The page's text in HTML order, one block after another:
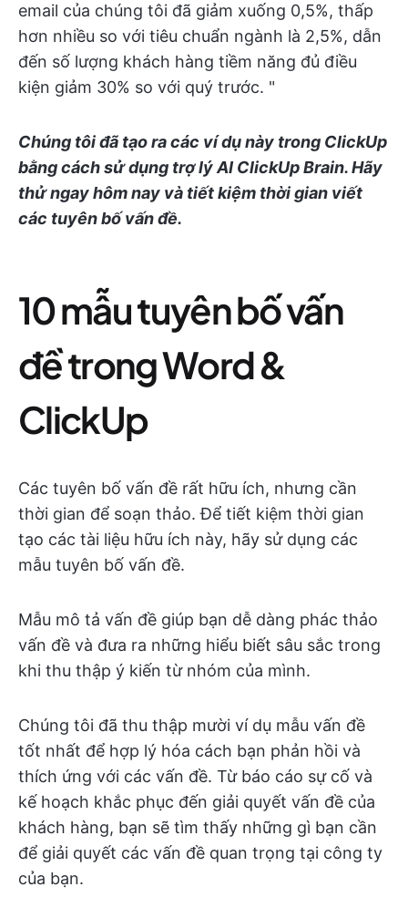
email của chúng tôi đã giảm xuống 0,5%, thấp
hơn nhiều so với tiêu chuẩn ngành là 2,5%, dẫn
đến số lượng khách hàng tiềm năng đủ điều
kiện giảm 30% so với quý trước. "
Chúng tôi đã tạo ra các ví dụ này trong ClickUp
bằng cách sử dụng trợ lý AI ClickUp Brain. Hãy
thử ngay hôm nay và tiết kiệm thời gian viết
các tuyên bố vấn đề.
10 mẫu tuyên bố vấn
đề trong Word &
ClickUp
Các tuyên bố vấn đề rất hữu ích, nhưng cần
thời gian để soạn thảo. Để tiết kiệm thời gian
tạo các tài liệu hữu ích này, hãy sử dụng các
mẫu tuyên bố vấn đề.
Mẫu mô tả vấn đề giúp bạn dễ dàng phác thảo
vấn đề và đưa ra những hiểu biết sâu sắc trong
khi thu thập ý kiến từ nhóm của mình.
Chúng tôi đã thu thập mười ví dụ mẫu vấn đề
tốt nhất để hợp lý hóa cách bạn phản hồi và
thích ứng với các vấn đề. Từ báo cáo sự cố và
kế hoạch khắc phục đến giải quyết vấn đề của
khách hàng, bạn sẽ tìm thấy những gì bạn cần
để giải quyết các vấn đề quan trọng tại công ty
của bạn.